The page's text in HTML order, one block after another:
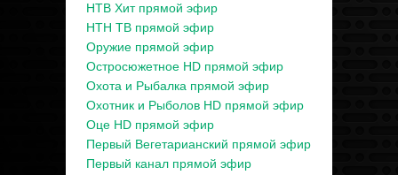
НТВ Хит прямой эфир
НТН ТВ прямой эфир
Оружие прямой эфир
Остросюжетное HD прямой эфир
Охота и Рыбалка прямой эфир
Охотник и Рыболов HD прямой эфир
Оце HD прямой эфир
Первый Вегетарианский прямой эфир
Первый канал прямой эфир